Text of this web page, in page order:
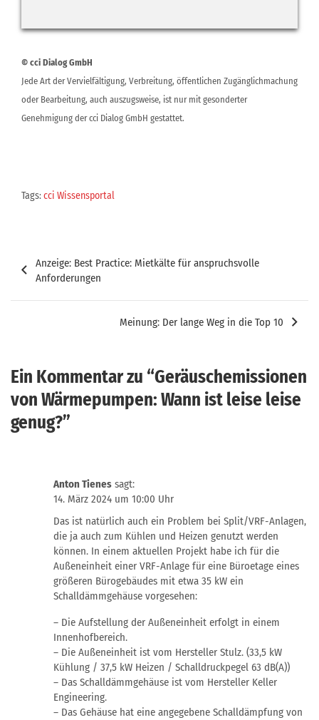
© cci Dialog GmbH
Jede Art der Vervielfältigung, Verbreitung, öffentlichen Zugänglichmachung
oder Bearbeitung, auch auszugsweise, ist nur mit gesonderter
Genehmigung der cci Dialog GmbH gestattet.
Tags:cci Wissensportal
Beitragsnavigation
Anzeige: Best Practice: Mietkälte für anspruchsvolle
Anforderungen
Meinung: Der lange Weg in die Top 10
Ein Kommentar zu “Geräuschemissionen
von Wärmepumpen: Wann ist leise leise
genug?”
Anton Tienes sagt:
14. März 2024 um 10:00 Uhr
Das ist natürlich auch ein Problem bei Split/VRF-Anlagen,
die ja auch zum Kühlen und Heizen genutzt werden
können. In einem aktuellen Projekt habe ich für die
Außeneinheit einer VRF-Anlage für eine Büroetage eines
größeren Bürogebäudes mit etwa 35 kW ein
Schalldämmgehäuse vorgesehen:
– Die Aufstellung der Außeneinheit erfolgt in einem
Innenhofbereich.
– Die Außeneinheit ist vom Hersteller Stulz. (33,5 kW
Kühlung / 37,5 kW Heizen / Schalldruckpegel 63 dB(A))
– Das Schalldämmgehäuse ist vom Hersteller Keller
Engineering.
– Das Gehäuse hat eine angegebene Schalldämpfung von